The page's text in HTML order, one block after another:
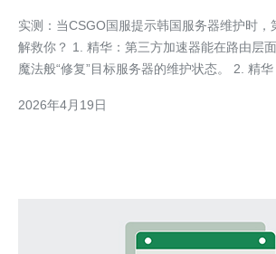
实测：当CSGO国服提示韩国服务器维护时，
解救你？ 1. 精华：第三方加速器能在路由层面改变路径，但无法
魔法般“修复”目标服务器的维护状态。 2. 精华
包。 3. 精华：使用加速器或VPN可能带来封
2026年4月19日